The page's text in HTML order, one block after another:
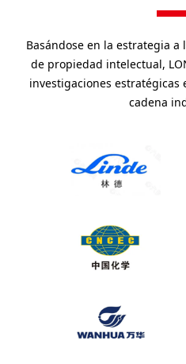
Basándose en la estrategia
de propiedad intelectual,
investigaciones estratégicas
cadena